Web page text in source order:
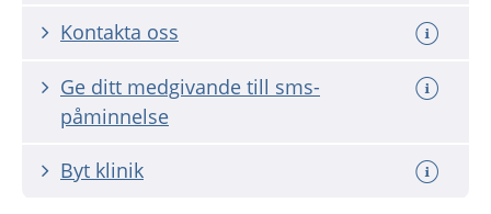
Kontakta oss
Ge ditt medgivande till sms-
påminnelse
Byt klinik